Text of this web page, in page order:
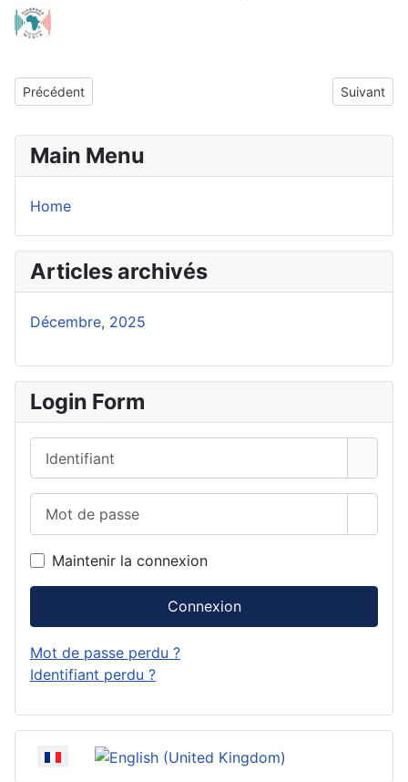
Article précédent : SHOCKWAVES: Africa Erupts in Mass
Précédent Article
Suivant
Main Menu
Home
Articles archivés
Décembre, 2025
Login Form
Maintenir la connexion
Connexion
Mot de passe perdu ?
Identifiant perdu ?
Sélectionnez votre langue